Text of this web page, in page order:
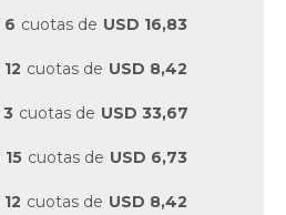
6 cuotas de USD 16,83
12 cuotas de USD 8,42
3 cuotas de USD 33,67
15 cuotas de USD 6,73
12 cuotas de USD 8,42